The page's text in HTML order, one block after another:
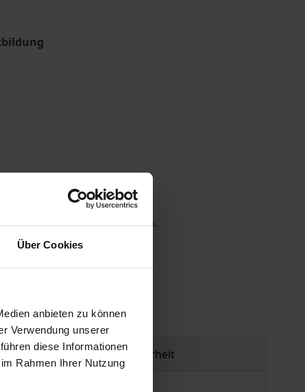
Über Cookies
anbieten zu können
Verwendung unserer
diese Informationen
Rahmen Ihrer Nutzung
MwSt. an der Kasse variieren.
Produktsicherheit